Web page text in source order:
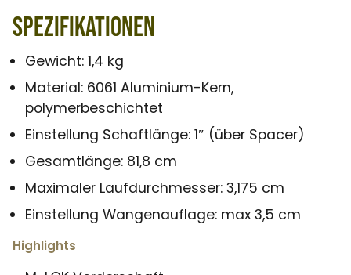
Spezifikationen
Gewicht: 1,4 kg
Material: 6061 Aluminium-Kern,
polymerbeschichtet
Einstellung Schaftlänge: 1″ (über Spacer)
Gesamtlänge: 81,8 cm
Maximaler Laufdurchmesser: 3,175 cm
Einstellung Wangenauflage: max 3,5 cm
Highlights